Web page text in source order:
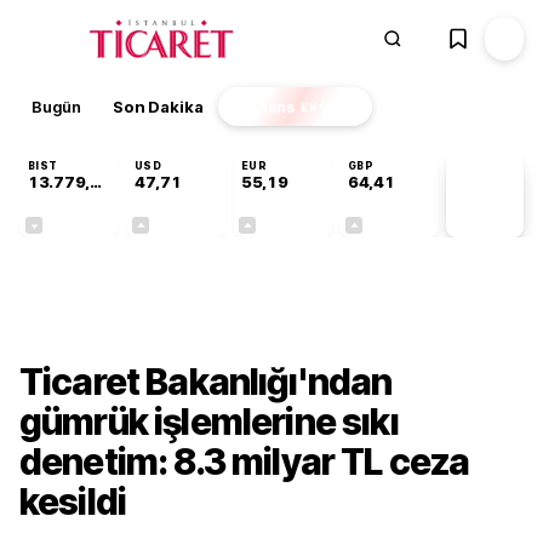
Bugün Son Dakika Finans EKSTRA
BIST
13.779,39
USD
47,71
EUR
55,19
GBP
64,41
Ticaret Bakanlığı'ndan
gümrük işlemlerine sıkı
denetim: 8.3 milyar TL ceza
kesildi